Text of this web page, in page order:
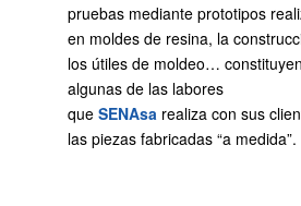
pruebas mediante prototipos
en moldes de resina, la
los útiles de moldeo… constituyen
algunas de las labores
que SENAsa realiza con sus
las piezas fabricadas “a medida”.